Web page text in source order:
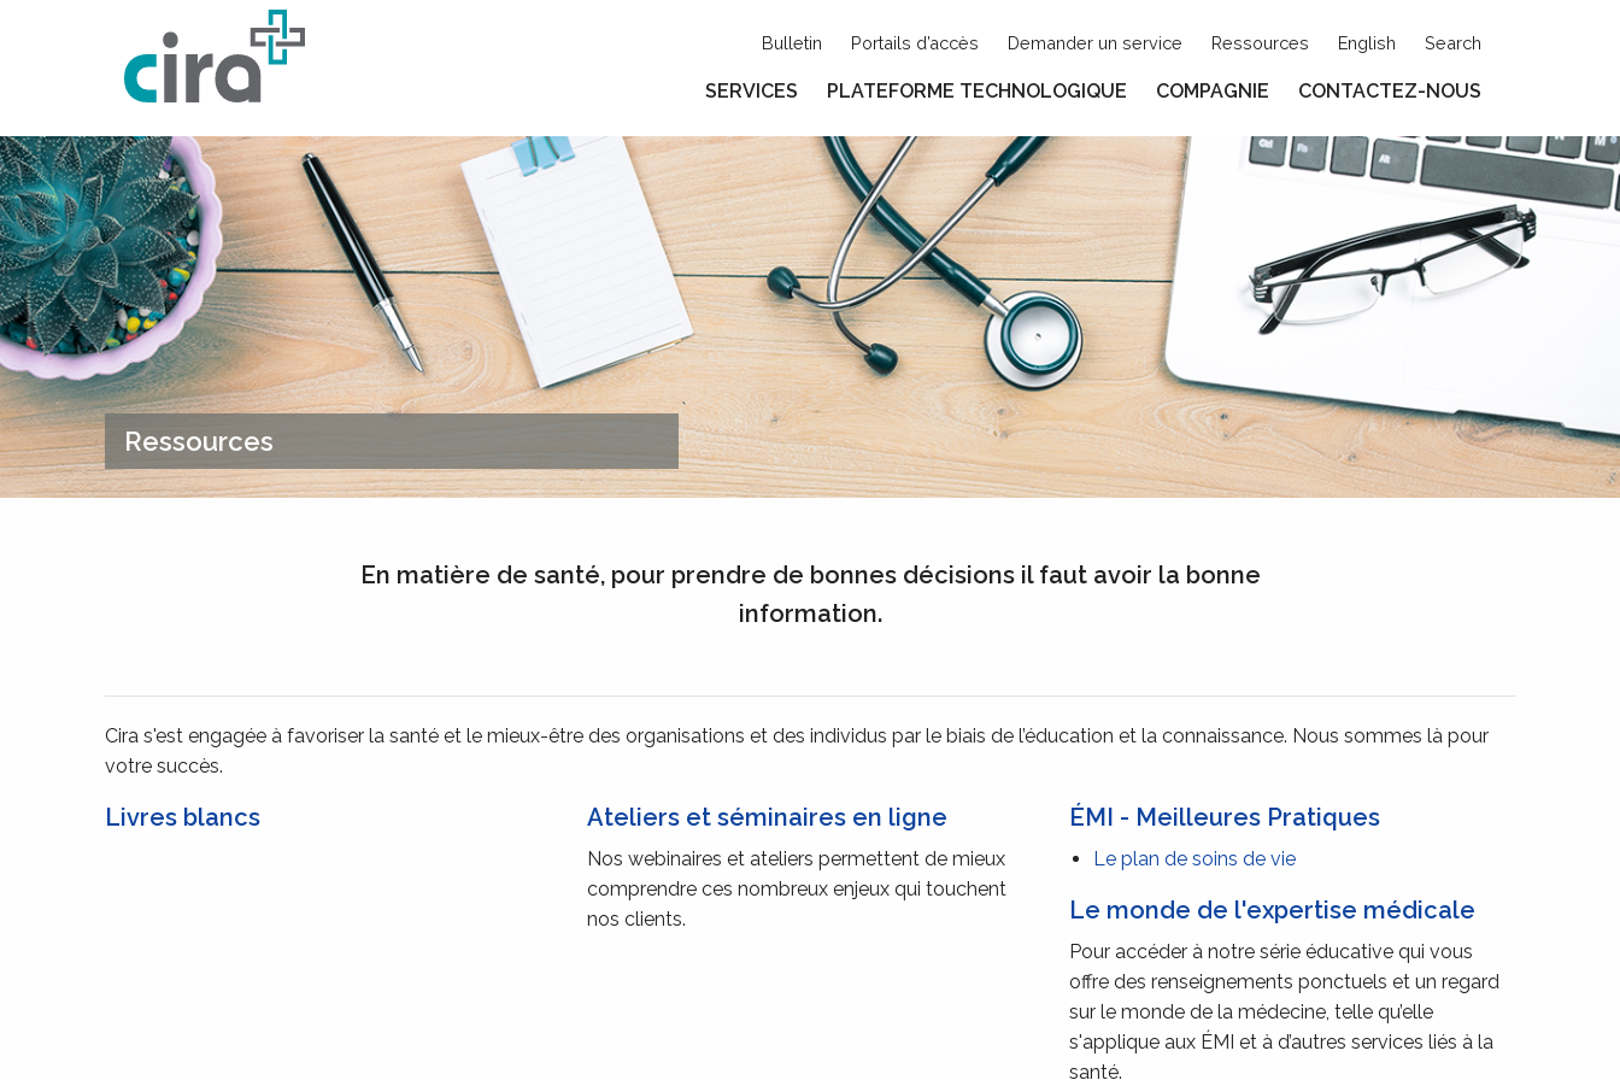
Bulletin Portails d’accès Demander un service Ressources English Search
SERVICES PLATEFORME TECHNOLOGIQUE COMPAGNIE CONTACTEZ-NOUS
Ressources
En matière de santé, pour prendre de bonnes décisions il faut avoir la bonne
information.
Cira s'est engagée à favoriser la santé et le mieux-être des organisations et des individus par le biais de l’éducation et la connaissance. Nous sommes là pour
votre succès.
Livres blancs Ateliers et séminaires en ligne
Nos webinaires et ateliers permettent de mieux
comprendre ces nombreux enjeux qui touchent
nos clients.
ÉMI - Meilleures Pratiques
Le plan de soins de vie
Le monde de l'expertise médicale
Pour accéder à notre série éducative qui vous
offre des renseignements ponctuels et un regard
sur le monde de la médecine, telle qu’elle
s'applique aux ÉMI et à d’autres services liés à la
santé.